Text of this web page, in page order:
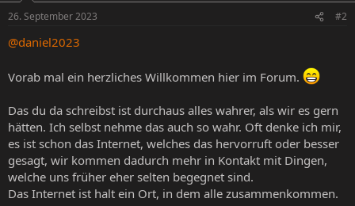
e
:
26. September 2023 #2
@daniel2023
Vorab mal ein herzliches Willkommen hier im Forum.
Das du da schreibst ist durchaus alles wahrer, als wir es gern
hätten. Ich selbst nehme das auch so wahr. Oft denke ich mir,
es ist schon das Internet, welches das hervorruft oder besser
gesagt, wir kommen dadurch mehr in Kontakt mit Dingen,
welche uns früher eher selten begegnet sind.
Das Internet ist halt ein Ort, in dem alle zusammenkommen.